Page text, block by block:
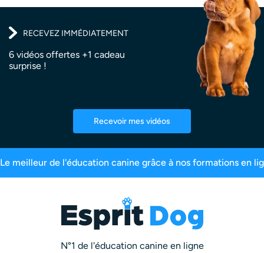
RECEVEZ IMMÉDIATEMENT
6 vidéos offertes +1 cadeau
surprise !
Recevoir mes vidéos
000 maîtres inscrits 99,6% de satisfaction
N°1 de l'éducation canine en ligne